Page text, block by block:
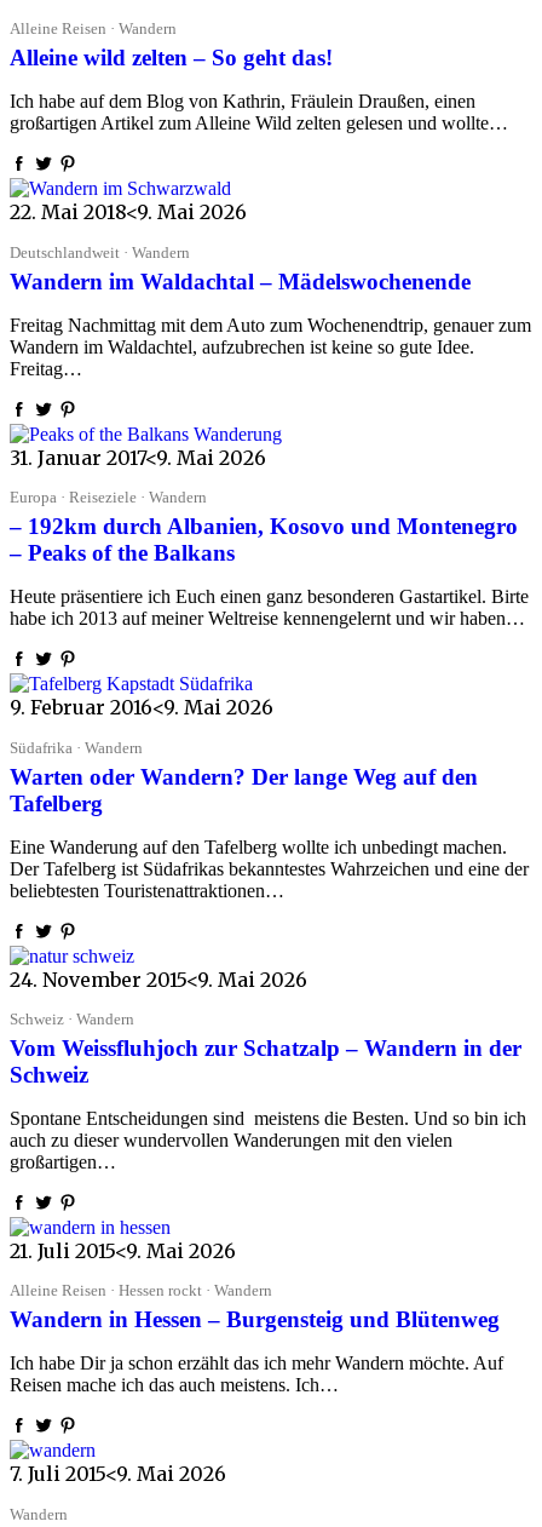
Alleine Reisen · Wandern
Alleine wild zelten – So geht das!
Ich habe auf dem Blog von Kathrin, Fräulein Draußen, einen
großartigen Artikel zum Alleine Wild zelten gelesen und wollte…
22. Mai 2018<9. Mai 2026
Deutschlandweit · Wandern
Wandern im Waldachtal – Mädelswochenende
Freitag Nachmittag mit dem Auto zum Wochenendtrip, genauer zum
Wandern im Waldachtel, aufzubrechen ist keine so gute Idee.
Freitag…
31. Januar 2017<9. Mai 2026
Europa · Reiseziele · Wandern
– 192km durch Albanien, Kosovo und Montenegro
– Peaks of the Balkans
Heute präsentiere ich Euch einen ganz besonderen Gastartikel. Birte
habe ich 2013 auf meiner Weltreise kennengelernt und wir haben…
9. Februar 2016<9. Mai 2026
Südafrika · Wandern
Warten oder Wandern? Der lange Weg auf den
Tafelberg
Eine Wanderung auf den Tafelberg wollte ich unbedingt machen.
Der Tafelberg ist Südafrikas bekanntestes Wahrzeichen und eine der
beliebtesten Touristenattraktionen…
24. November 2015<9. Mai 2026
Schweiz · Wandern
Vom Weissfluhjoch zur Schatzalp – Wandern in der
Schweiz
Spontane Entscheidungen sind meistens die Besten. Und so bin ich
auch zu dieser wundervollen Wanderungen mit den vielen
großartigen…
21. Juli 2015<9. Mai 2026
Alleine Reisen · Hessen rockt · Wandern
Wandern in Hessen – Burgensteig und Blütenweg
Ich habe Dir ja schon erzählt das ich mehr Wandern möchte. Auf
Reisen mache ich das auch meistens. Ich…
7. Juli 2015<9. Mai 2026
Wandern